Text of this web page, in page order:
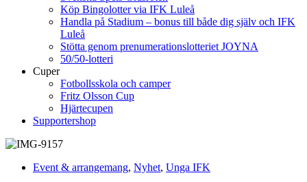
Köp Bingolotter via IFK Luleå
Handla på Stadium – bonus till både dig själv och IFK
Luleå
Stötta genom prenumerationslotteriet JOYNA
50/50-lotteri
Cuper
Fotbollsskola och camper
Fritz Olsson Cup
Hjärtecupen
Supportershop
Event & arrangemang, Nyhet, Unga IFK